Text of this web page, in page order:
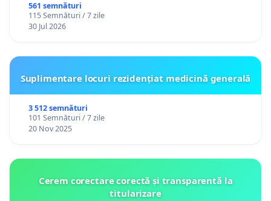
561 semnături
115 Semnături / 7 zile
30 Jul 2026
Suplimentare locuri rezidențiat medicină generală
3 512 semnături
101 Semnături / 7 zile
20 Nov 2025
Cerem corectare corectă și transparentă la
titularizare